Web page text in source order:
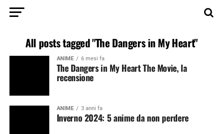
All posts tagged "The Dangers in My Heart"
ANIME 6 mesi fa
The Dangers in My Heart The Movie, la
recensione
ANIME 3 anni fa
Inverno 2024: 5 anime da non perdere